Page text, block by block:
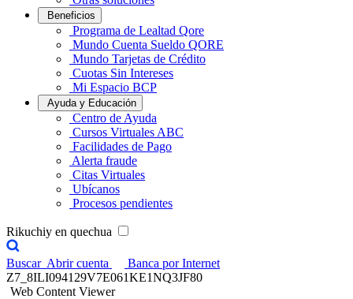
Beneficios
Programa de Lealtad Qore
Mundo Cuenta Sueldo QORE
Mundo Tarjetas de Crédito
Cuotas Sin Intereses
Mi Espacio BCP
Ayuda y Educación
Centro de Ayuda
Cursos Virtuales ABC
Facilidades de Pago
Alerta fraude
Citas Virtuales
Ubícanos
Procesos pendientes
Rikuchiy en quechua
Buscar Abrir cuenta
Banca por Internet
Z7_8ILI094129V7E061KE1NQ3JF80
Web Content Viewer